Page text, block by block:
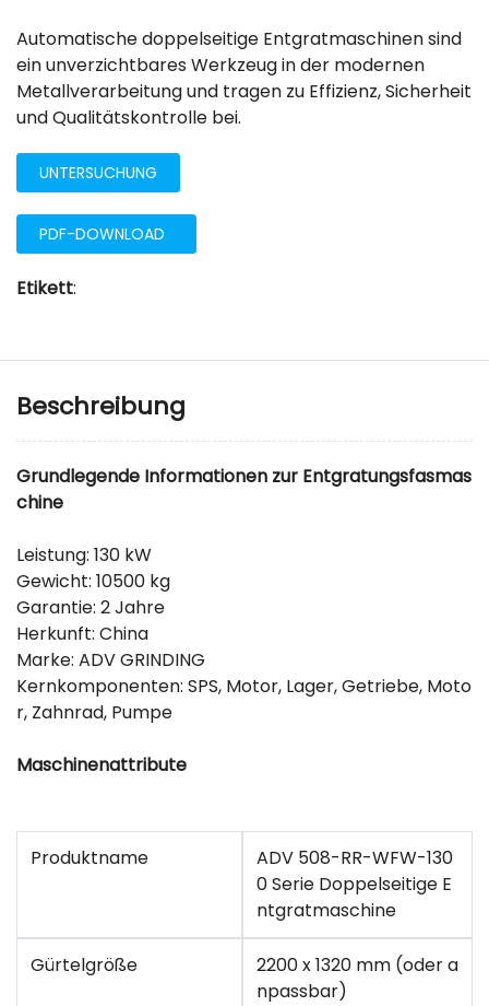
Automatische doppelseitige Entgratmaschinen sind
ein unverzichtbares Werkzeug in der modernen
Metallverarbeitung und tragen zu Effizienz, Sicherheit
und Qualitätskontrolle bei.
UNTERSUCHUNG
PDF-DOWNLOAD
Etikett:
Beschreibung
Grundlegende Informationen zur Entgratungsfasmas
chine
Leistung: 130 kW
Gewicht: 10500 kg
Garantie: 2 Jahre
Herkunft: China
Marke: ADV GRINDING
Kernkomponenten: SPS, Motor, Lager, Getriebe, Moto
r, Zahnrad, Pumpe
Maschinenattribute
Produktname
ADV 508-RR-WFW-130
0 Serie Doppelseitige E
ntgratmaschine
Gürtelgröße
2200 x 1320 mm (oder a
npassbar)